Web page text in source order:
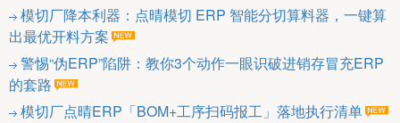
模切厂降本利器：点晴模切 ERP 智能分切算料器，一键算
出最优开料方案
警惕“伪ERP”陷阱：教你3个动作一眼识破进销存冒充ERP
的套路
模切厂点晴ERP「BOM+工序扫码报工」落地执行清单